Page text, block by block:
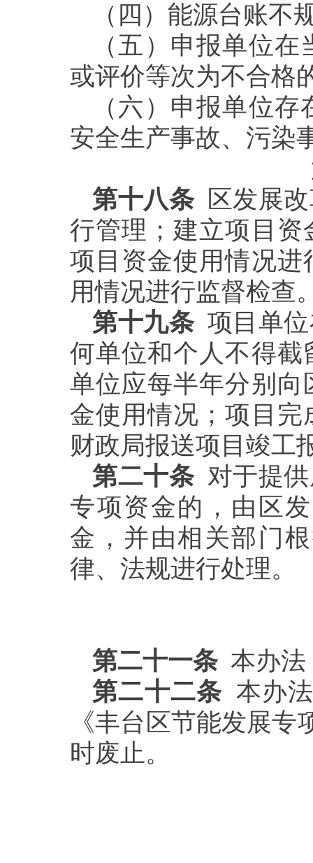
（四）能源台账不
（五）申报单位
或评价等次为不合格
（六）申报单位
安全生产事故、污染
第十八条区发展改
行管理；建立项目
项目资金使用情况
用情况进行监督检查
第十九条项目单位
何单位和个人不得
单位应每半年分别
金使用情况；项目
财政局报送项目竣工
第二十条对于提供
专项资金的，由区
金，并由相关部门
律、法规进行处理。
第二十一条本办法
第二十二条 本办
《丰台区节能发展
时废止。